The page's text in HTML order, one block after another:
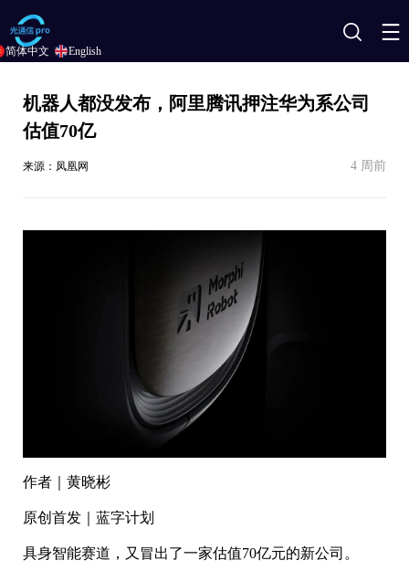
搜
机器人都没发布，阿里腾讯押注华为系公司
估值70亿
来源：凤凰网 4 周前
作者｜黄晓彬
原创首发｜蓝字计划
具身智能赛道，又冒出了一家估值70亿元的新公司。
简体中文 English